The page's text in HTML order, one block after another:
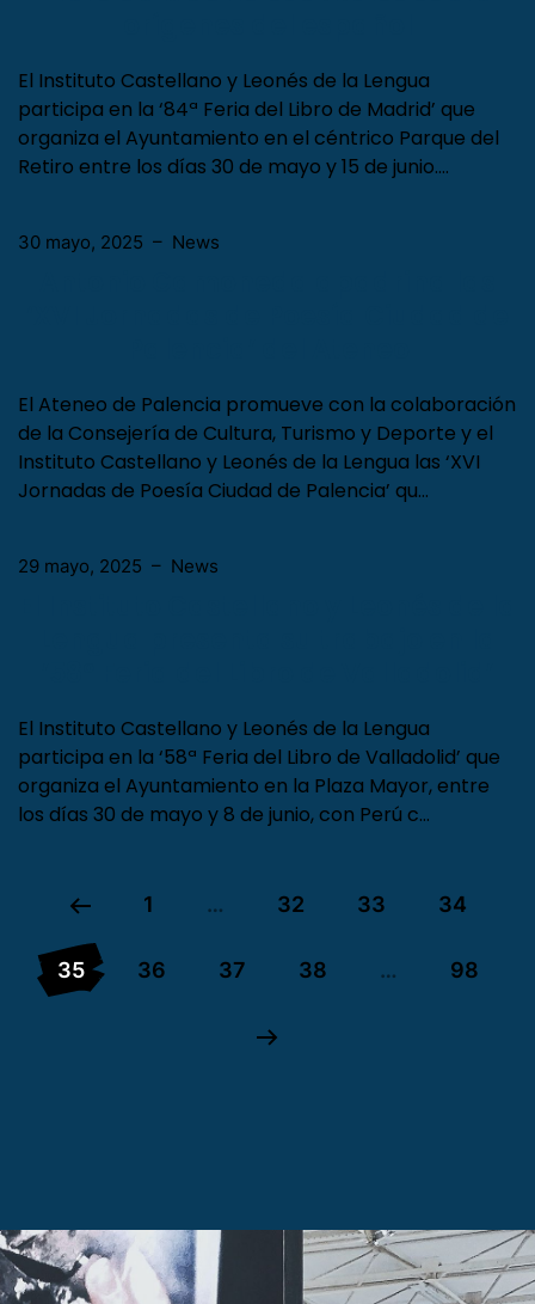
El Instituto Castellano y Leonés de la Lengua
participa en la ‘84ª Feria del Libro de Madrid’ que
organiza el Ayuntamiento en el céntrico Parque del
Retiro entre los días 30 de mayo y 15 de junio….
30 mayo, 2025 – News
El Ateneo de Palencia promueve con la colaboración
de la Consejería de Cultura, Turismo y Deporte y el
Instituto Castellano y Leonés de la Lengua las ‘XVI
Jornadas de Poesía Ciudad de Palencia’ qu…
29 mayo, 2025 – News
El Instituto Castellano y Leonés de la Lengua
participa en la ‘58ª Feria del Libro de Valladolid’ que
organiza el Ayuntamiento en la Plaza Mayor, entre
los días 30 de mayo y 8 de junio, con Perú c…
1 … 32 33 34
35 36 37 38 … 98